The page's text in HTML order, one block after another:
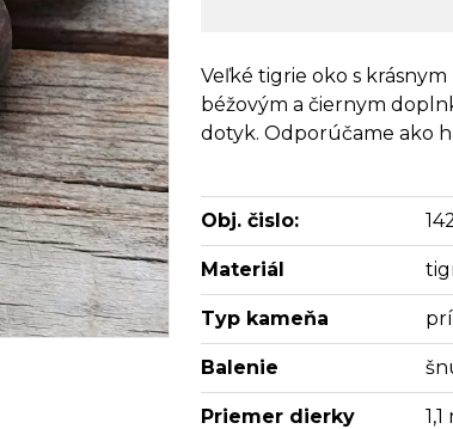
Veľké tigrie oko s
béžovým a čiernym
dotyk. Odporúčame ako
Obj. čislo:
Materiál
Typ kameňa
Balenie
Priemer dierky